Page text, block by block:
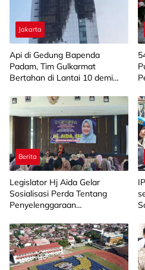
Jakarta
Api di Gedung Bapenda
Padam, Tim Gulkarmat
Bertahan di Lantai 10 demi
Perambatan
Berita
Legislator Hj Aida Gelar
Sosialisasi Perda Tentang
Penyelenggaraan
Limapuluh Kota